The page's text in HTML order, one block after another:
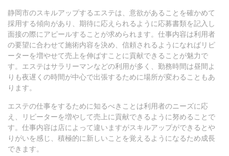
静岡市のスキルアップするエステは、意欲があることを確かめて
採用する傾向があり、期待に応えられるように応募書類を記入し
面接の際にアピールすることが求められます。仕事内容は利用者
の要望に合わせて施術内容を決め、信頼されるようになればリピ
ーターを増やせて売上を伸ばすことに貢献できることが魅力で
す。エステはサラリーマンなどの利用が多く、勤務時間は昼間よ
りも夜遅くの時間が中心で出張するために場所が変わることもあ
ります。
エステの仕事をするために知るべきことは利用者のニーズに応
え、リピーターを増やして売上に貢献できるように努めることで
す。仕事内容は店によって違いますがスキルアップができるとや
りがいを感じ、積極的に新しいことを覚えるようになるため成長
できます。